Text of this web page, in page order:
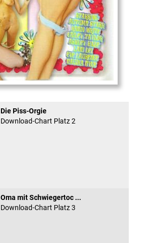
Die Piss-Orgie
Download-Chart Platz 2
Oma mit Schwiegertoc ...
Download-Chart Platz 3